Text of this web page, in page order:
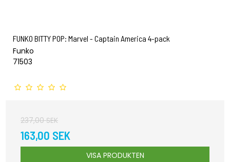
FUNKO BITTY POP: Marvel - Captain America 4-pack
Funko
71503
237,00 SEK
163,00 SEK
VISA PRODUKTEN